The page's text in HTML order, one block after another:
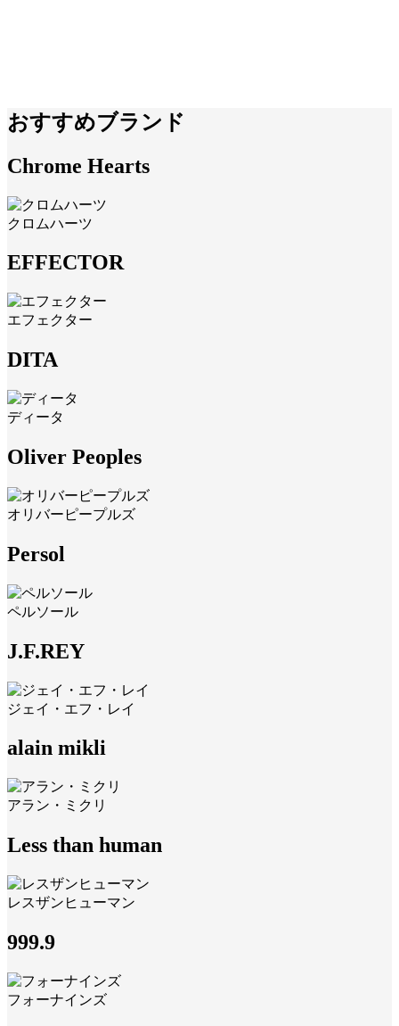
おすすめブランド
Chrome Hearts
クロムハーツ
EFFECTOR
エフェクター
DITA
ディータ
Oliver Peoples
オリバーピープルズ
Persol
ペルソール
J.F.REY
ジェイ・エフ・レイ
alain mikli
アラン・ミクリ
Less than human
レスザンヒューマン
999.9
フォーナインズ